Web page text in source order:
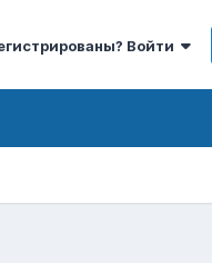
Войти